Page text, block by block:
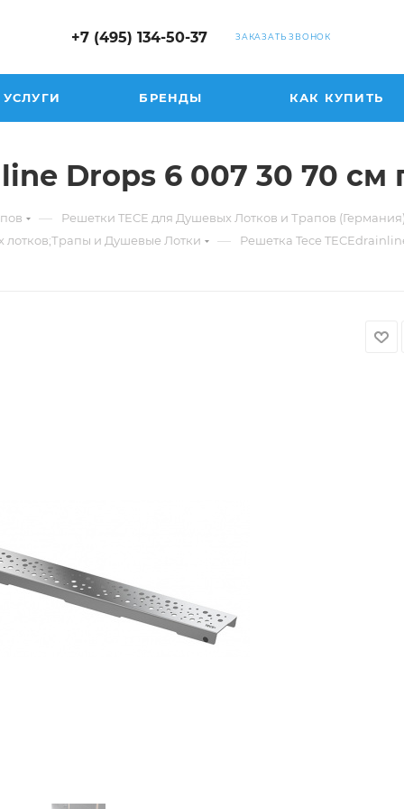
+7 (495) 134-50-37 ЗАКАЗАТЬ ЗВОНОК
УСЛУГИ БРЕНДЫ КАК КУПИТЬ
Drops 6 007 30 70 см
—
Решетки TECE для Душевых Лотков и Трапов
и Душевые Лотки
— Решетка Tece